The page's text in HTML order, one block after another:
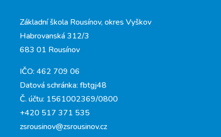
Základní škola Rousínov, okres Vyškov
Habrovanská 312/3
683 01 Rousínov
IČO: 462 709 06
Datová schránka: fbtgj48
Č. účtu: 1561002369/0800
+420 517 371 535
zsrousinov@zsrousinov.cz